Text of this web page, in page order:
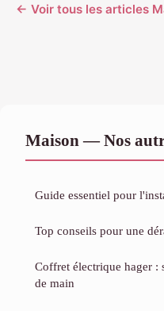
← Voir tous les articles
Maison — Nos
Guide essentiel pour
Top conseils pour une
Coffret électrique hager :
de main